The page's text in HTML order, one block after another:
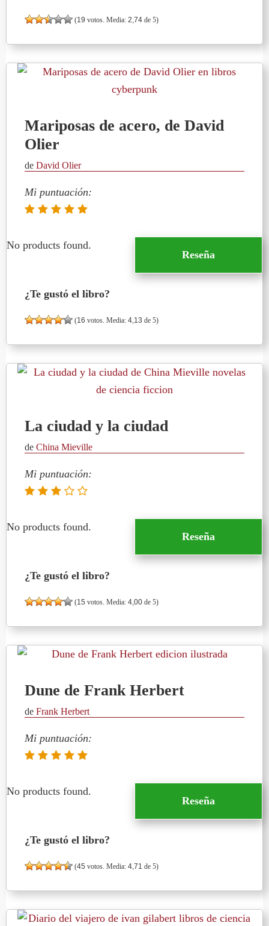
(19 votos. Media: 2,74 de 5)
Mariposas de acero, de David
Olier
de David Olier
Mi puntuación:
No products found.
Reseña
¿Te gustó el libro?
(16 votos. Media: 4,13 de 5)
La ciudad y la ciudad
de China Mieville
Mi puntuación:
No products found.
Reseña
¿Te gustó el libro?
(15 votos. Media: 4,00 de 5)
Dune de Frank Herbert
de Frank Herbert
Mi puntuación:
No products found.
Reseña
¿Te gustó el libro?
(45 votos. Media: 4,71 de 5)